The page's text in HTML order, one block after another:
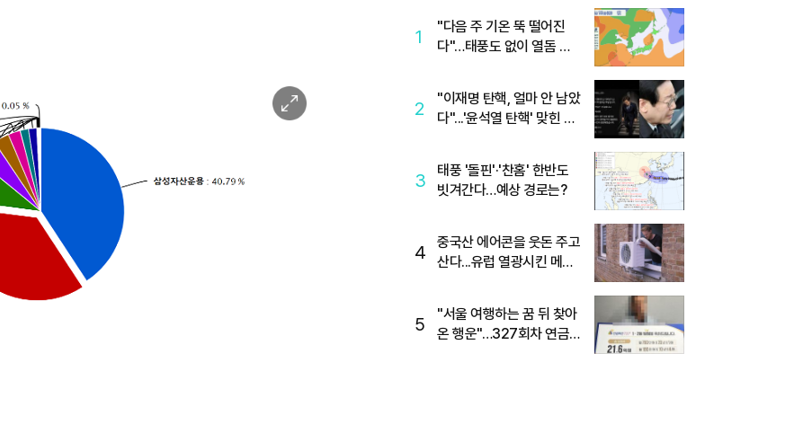
이
미
1
"다음 주 기온 뚝 떨어진
다"…태풍도 없이 열돔 박
2
"이재명 탄핵, 얼마 안 남았
다"...'윤석열 탄핵' 맞힌 무
3
태풍 '돌핀'·'찬홈' 한반도
빗겨간다…예상 경로는?
4
중국산 에어콘을 웃돈 주고
산다...유럽 열광시킨 메이
5
"서울 여행하는 꿈 뒤 찾아
온 행운"…327회차 연금